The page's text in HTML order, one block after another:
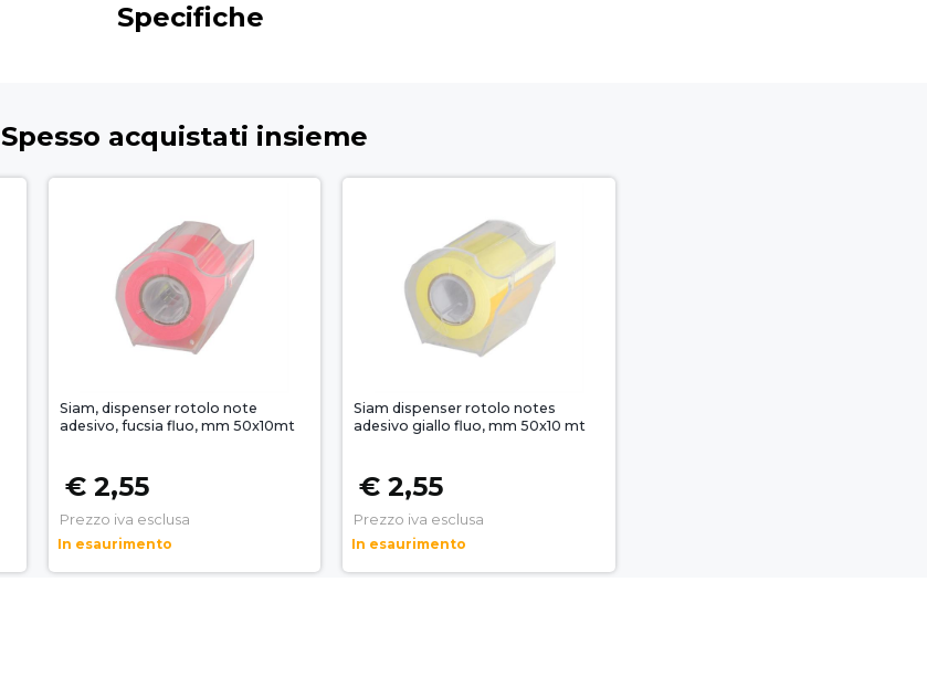
Specifiche
Spesso acquistati insieme
Siam, dispenser rotolo note
adesivo, fucsia fluo, mm 50x10mt
€ 2,55
Prezzo iva esclusa
In esaurimento
Siam dispenser rotolo notes
adesivo giallo fluo, mm 50x10 mt
€ 2,55
Prezzo iva esclusa
In esaurimento